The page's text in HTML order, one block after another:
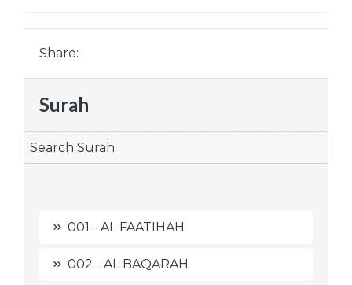
Share:
Surah
001 - AL FAATIHAH
002 - AL BAQARAH